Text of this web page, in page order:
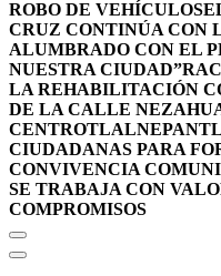
ROBO DE VEHÍCULOS
CRUZ CONTINÚA CON
ALUMBRADO CON EL
NUESTRA CIUDAD”
LA REHABILITACIÓN
DE LA CALLE
CENTRO
CIUDADANAS PARA
CONVIVENCIA
SE TRABAJA CON
COMPROMISOS